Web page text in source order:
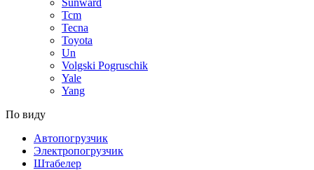
Tcm
Tecna
Toyota
Un
Volgski Pogruschik
Yale
Yang
По виду
Автопогрузчик
Электропогрузчик
Штабелер